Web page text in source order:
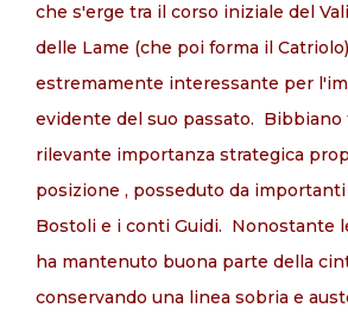
che s'erge tra il corso iniziale del
delle Lame (che poi forma il
estremamente interessante per
evidente del suo passato. Bibbiano
rilevante importanza strategica
posizione , posseduto da
Bostoli e i conti Guidi. Nonostante
ha mantenuto buona parte della
conservando una linea sobria e